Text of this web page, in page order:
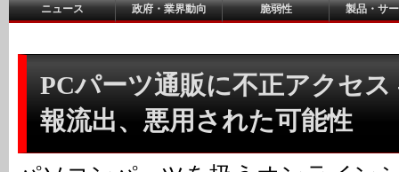
ニュース 政府・業界動向 脆弱性 製品・サ
PCパーツ通販に不正アクセス
報流出、悪用された可能性